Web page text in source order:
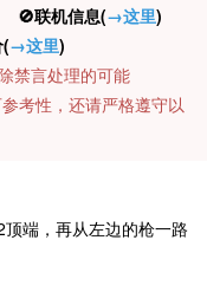
联机信息(→这里)
→这里)
禁言处理的可能
考性，还请严格遵守以
端，再从左边的枪一路